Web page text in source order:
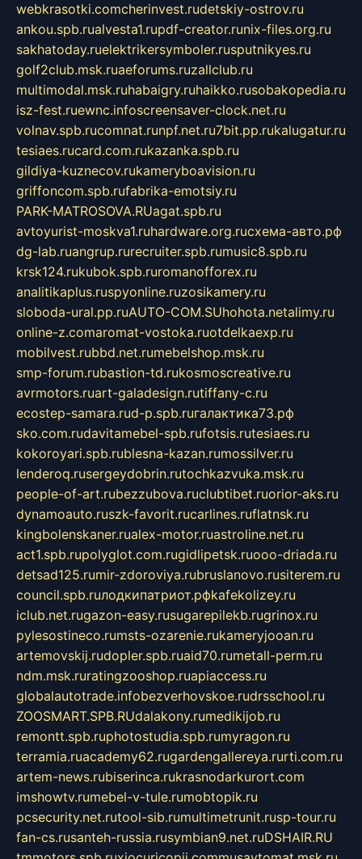
webkrasotki.comcherinvest.rudetskiy-ostrov.ru
ankou.spb.rualvesta1.rupdf-creator.runix-files.org.ru
sakhatoday.ruelektrikersymboler.rusputnikyes.ru
golf2club.msk.ruaeforums.ruzallclub.ru
multimodal.msk.ruhabaigry.ruhaikko.rusobakopedia.ru
isz-fest.ruewnc.infoscreensaver-clock.net.ru
volnav.spb.rucomnat.runpf.net.ru7bit.pp.rukalugatur.ru
tesiaes.rucard.com.rukazanka.spb.ru
gildiya-kuznecov.rukameryboavision.ru
griffoncom.spb.rufabrika-emotsiy.ru
PARK-MATROSOVA.RUagat.spb.ru
avtoyurist-moskva1.ruhardware.org.ruсхема-авто.рф
dg-lab.ruangrup.rurecruiter.spb.rumusic8.spb.ru
krsk124.rukubok.spb.ruromanofforex.ru
analitikaplus.ruspyonline.ruzosikamery.ru
sloboda-ural.pp.ruAUTO-COM.SUhohota.netalimy.ru
online-z.comaromat-vostoka.ruotdelkaexp.ru
mobilvest.rubbd.net.rumebelshop.msk.ru
smp-forum.rubastion-td.rukosmoscreative.ru
avrmotors.ruart-galadesign.rutiffany-c.ru
ecostep-samara.rud-p.spb.ruгалактика73.рф
sko.com.rudavitamebel-spb.rufotsis.rutesiaes.ru
kokoroyari.spb.rublesna-kazan.rumossilver.ru
lenderoq.rusergeydobrin.rutochkazvuka.msk.ru
people-of-art.rubezzubova.ruclubtibet.ruorior-aks.ru
dynamoauto.ruszk-favorit.rucarlines.ruflatnsk.ru
kingbolenskaner.rualex-motor.ruastroline.net.ru
act1.spb.rupolyglot.com.rugidlipetsk.ruooo-driada.ru
detsad125.rumir-zdoroviya.rubruslanovo.rusiterem.ru
council.spb.ruлодкипатриот.рфkafekolizey.ru
iclub.net.rugazon-easy.rusugarepilekb.rugrinox.ru
pylesostineco.rumsts-ozarenie.rukameryjooan.ru
artemovskij.rudopler.spb.ruaid70.rumetall-perm.ru
ndm.msk.ruratingzooshop.ruapiaccess.ru
globalautotrade.infobezverhovskoe.rudrsschool.ru
ZOOSMART.SPB.RUdalakony.rumedikijob.ru
remontt.spb.ruphotostudia.spb.rumyragon.ru
terramia.ruacademy62.rugardengallereya.rurti.com.ru
artem-news.rubiserinca.rukrasnodarkurort.com
imshowtv.rumebel-v-tule.rumobtopik.ru
pcsecurity.net.rutool-sib.rumultimetrunit.rusp-tour.ru
fan-cs.rusanteh-russia.rusymbian9.net.ruDSHAIR.RU